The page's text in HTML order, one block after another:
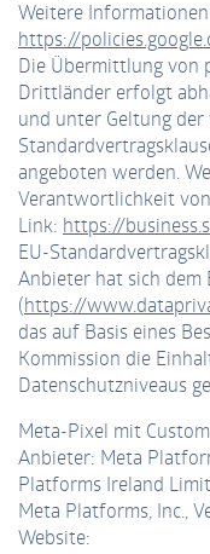
Weitere
https://
Die Übermittlung von
Drittländer erfolgt
und unter Geltung der
angeboten werden.
Verantwortlichkeit
Link: https://
EU-
Anbieter hat sich dem
(https://
das auf Basis eines
Kommission die
Datenschutzniveaus
Meta-Pixel mit
Anbieter: Meta
Platforms Ireland
Meta Platforms, Inc.,
Website: